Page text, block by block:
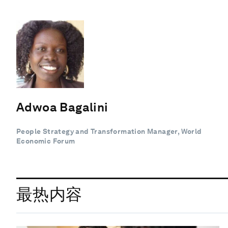
Adwoa Bagalini
People Strategy and Transformation Manager, World
Economic Forum
最热内容